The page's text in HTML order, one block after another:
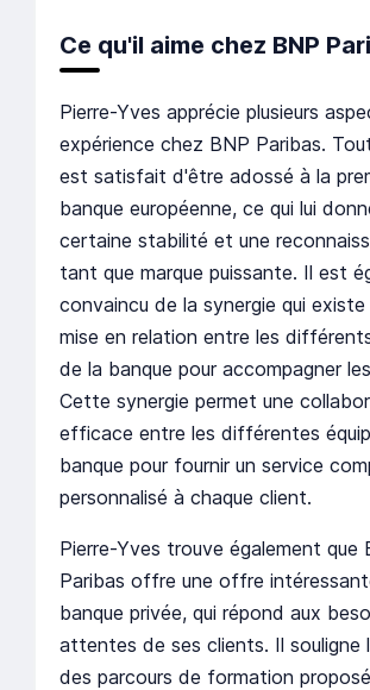
Ce qu'il aime chez BNP
Pierre-Yves apprécie plusieurs
expérience chez BNP Paribas.
est satisfait d'être adossé à la
banque européenne, ce qui lui
certaine stabilité et une
tant que marque puissante. Il est
convaincu de la synergie qui existe
mise en relation entre les
de la banque pour accompagner
Cette synergie permet une
efficace entre les différentes
banque pour fournir un service
personnalisé à chaque client.
Pierre-Yves trouve également que
Paribas offre une offre
banque privée, qui répond aux
attentes de ses clients. Il souligne
des parcours de formation